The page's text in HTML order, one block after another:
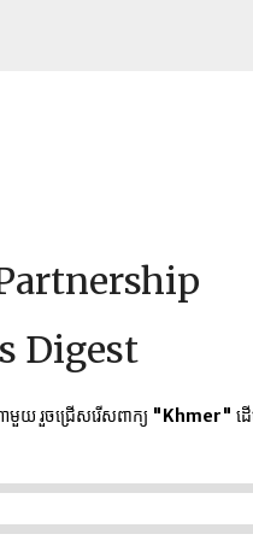
Digest
យ​ រួចជ្រើសរើសពាក្យ "Khmer" ដ